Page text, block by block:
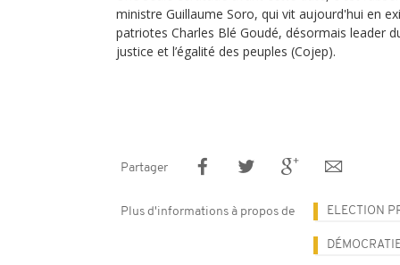
ministre Guillaume Soro, qui vit aujourd'hui en
patriotes Charles Blé Goudé, désormais leader
justice et l’égalité des peuples (Cojep).
Partager
Plus d'informations à propos de ELECTION